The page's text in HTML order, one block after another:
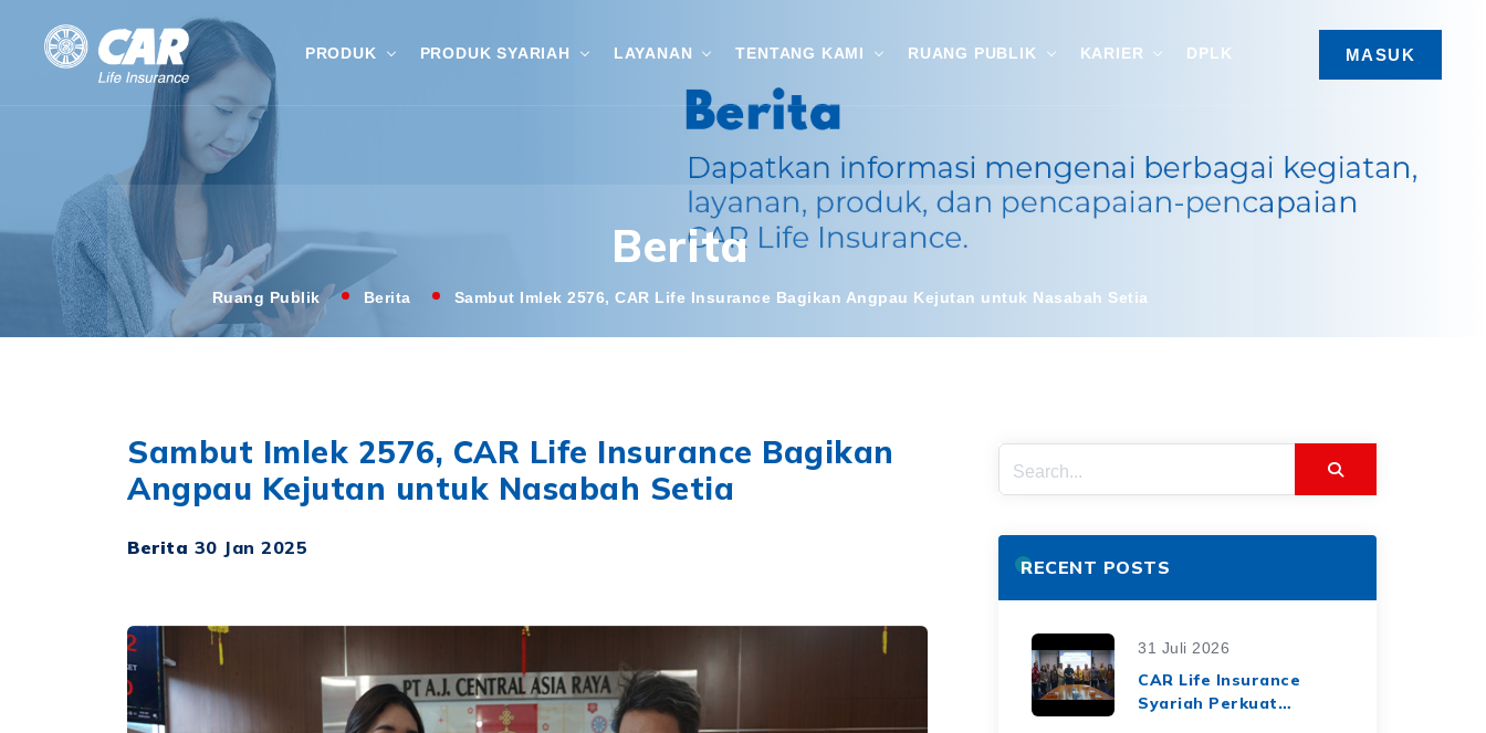
PRODUK PRODUK SYARIAH LAYANAN TENTANG KAMI RUANG PUBLIK KARIER DPLK MASUK
Berita
Ruang Publik Berita Sambut Imlek 2576, CAR Life Insurance Bagikan Angpau Kejutan untuk Nasabah Setia
Sambut Imlek 2576, CAR Life Insurance Bagikan
Angpau Kejutan untuk Nasabah Setia
Berita 30 Jan 2025
RECENT POSTS
31 Juli 2026
CAR Life Insurance
Syariah Perkuat